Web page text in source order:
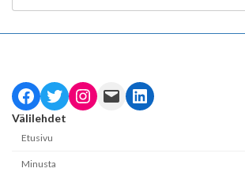
Facebook
Twitter
Instagram
MailLinkedIn
Välilehdet
Etusivu
Minusta